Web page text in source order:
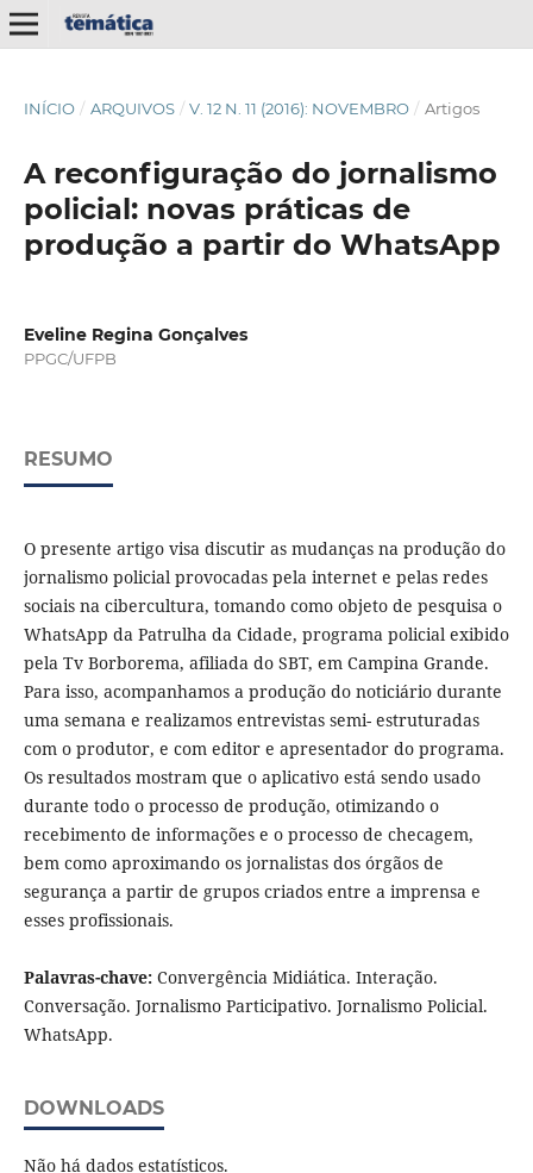
INÍCIO / ARQUIVOS / V. 12 N. 11 (2016): NOVEMBRO / Artigos
A reconfiguração do jornalismo
policial: novas práticas de
produção a partir do WhatsApp
Eveline Regina Gonçalves
PPGC/UFPB
RESUMO
O presente artigo visa discutir as mudanças na produção do
jornalismo policial provocadas pela internet e pelas redes
sociais na cibercultura, tomando como objeto de pesquisa o
WhatsApp da Patrulha da Cidade, programa policial exibido
pela Tv Borborema, afiliada do SBT, em Campina Grande.
Para isso, acompanhamos a produção do noticiário durante
uma semana e realizamos entrevistas semi- estruturadas
com o produtor, e com editor e apresentador do programa.
Os resultados mostram que o aplicativo está sendo usado
durante todo o processo de produção, otimizando o
recebimento de informações e o processo de checagem,
bem como aproximando os jornalistas dos órgãos de
segurança a partir de grupos criados entre a imprensa e
esses profissionais.
Palavras-chave:Convergência Midiática. Interação.
Conversação. Jornalismo Participativo. Jornalismo Policial.
WhatsApp.
DOWNLOADS
Não há dados estatísticos.